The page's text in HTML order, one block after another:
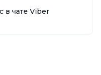
в чате Viber